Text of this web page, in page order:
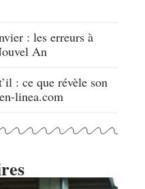
: les erreurs à
An
: ce que révèle son
linea.com